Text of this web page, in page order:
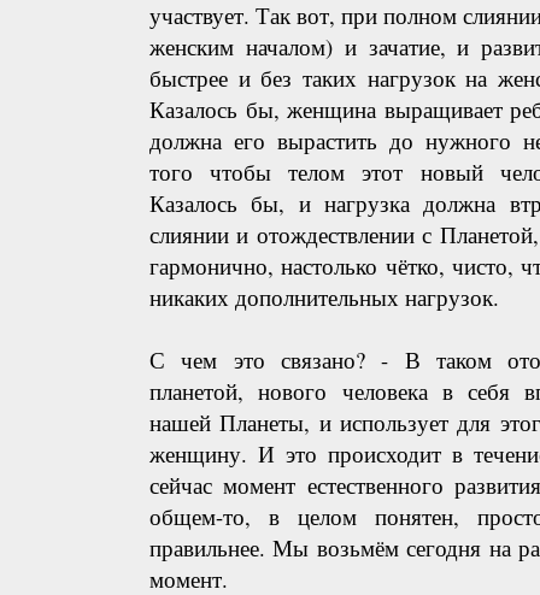
участвует. Так вот, при полном
женским началом) и зачатие, и
быстрее и без таких нагрузок на
Казалось бы, женщина выращивает
должна его вырастить до нужного
того чтобы телом этот новый
Казалось бы, и нагрузка должна
слиянии и отождествлении с
гармонично, настолько чётко, чисто,
никаких дополнительных нагрузок.
С чем это связано? - В таком
планетой, нового человека в себя
нашей Планеты, и использует для
женщину. И это происходит в
сейчас момент естественного
общем-то, в целом понятен,
правильнее. Мы возьмём сегодня на
момент.